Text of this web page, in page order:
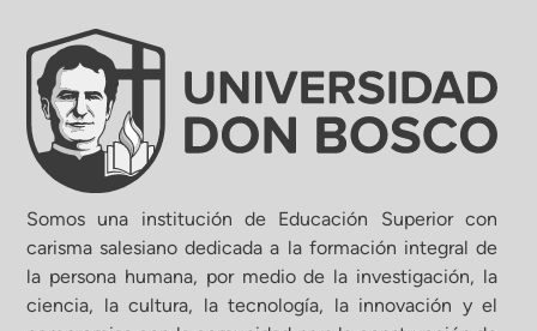
Somos una institución de Educación Superior con
carisma salesiano dedicada a la formación integral de
la persona humana, por medio de la investigación, la
ciencia, la cultura, la tecnología, la innovación y el